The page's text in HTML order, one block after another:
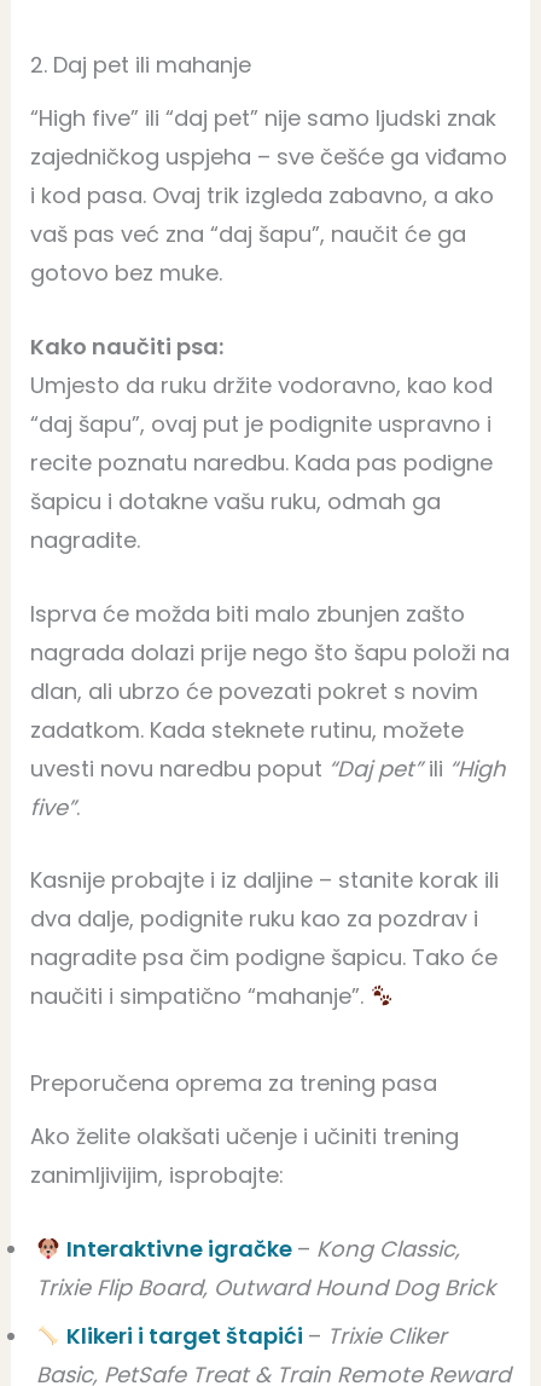
2. Daj pet ili mahanje
“High five” ili “daj pet” nije samo ljudski znak
zajedničkog uspjeha – sve češće ga viđamo
i kod pasa. Ovaj trik izgleda zabavno, a ako
vaš pas već zna “daj šapu”, naučit će ga
gotovo bez muke.
Kako naučiti psa:
Umjesto da ruku držite vodoravno, kao kod
“daj šapu”, ovaj put je podignite uspravno i
recite poznatu naredbu. Kada pas podigne
šapicu i dotakne vašu ruku, odmah ga
nagradite.
Isprva će možda biti malo zbunjen zašto
nagrada dolazi prije nego što šapu položi na
dlan, ali ubrzo će povezati pokret s novim
zadatkom. Kada steknete rutinu, možete
uvesti novu naredbu poput “Daj pet”ili “High
five”.
Kasnije probajte i iz daljine – stanite korak ili
dva dalje, podignite ruku kao za pozdrav i
nagradite psa čim podigne šapicu. Tako će
naučiti i simpatično “mahanje”.
Preporučena oprema za trening pasa
Ako želite olakšati učenje i učiniti trening
zanimljivijim, isprobajte:
Interaktivne igračke – Kong Classic,
Trixie Flip Board, Outward Hound Dog Brick
Klikeri i target štapići – Trixie Cliker
Basic, PetSafe Treat & Train Remote Reward